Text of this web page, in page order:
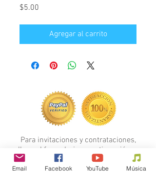
$5.00
Agregar al carrito
Para invitaciones y contrataciones,
llene el formulario a continuación...
FORMULARIO
Email Facebook YouTube Música